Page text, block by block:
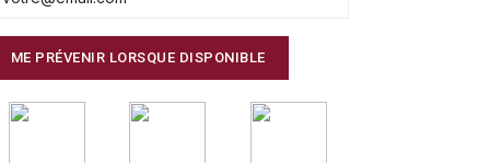
ME PRÉVENIR LORSQUE DISPONIBLE